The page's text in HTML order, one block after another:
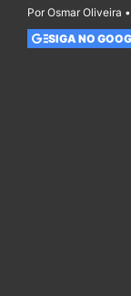
Por Osmar Oliveira
SIGA NO